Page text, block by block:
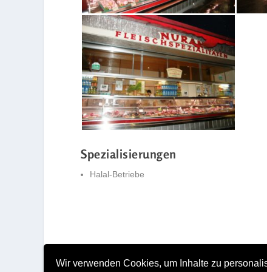
Wir verwenden Cookies, um Inhalte zu
Spezialisierungen
Halal-Betriebe